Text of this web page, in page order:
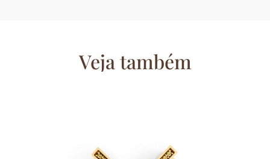
Veja também